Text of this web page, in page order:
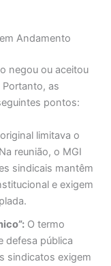
Andamento
negou ou aceitou
as
pontos:
limitava o
reunião, o MGI
sindicais mantêm
e exigem
O termo
defesa pública
sindicatos exigem